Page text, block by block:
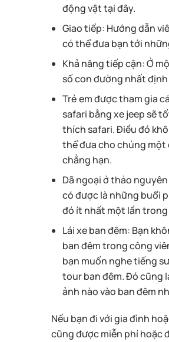
động vật tại đây.
Giao tiếp: Hướng dẫn
có thể đưa bạn tới
Khả năng tiếp cận: Ở
số con đường nhất
Trẻ em được tham gia
safari bằng xe jeep sẽ
thích safari. Điều đó
thể đưa cho chúng một
chẳng hạn.
Dã ngoại ở thảo
có được là những buổi
đó ít nhất một lần trong
Lái xe ban đêm: Bạn
ban đêm trong công
bạn muốn nghe tiếng
tour ban đêm. Đó cũng
ảnh nào vào ban đêm
Nếu bạn đi với gia đình
cũng được miễn phí hoặc